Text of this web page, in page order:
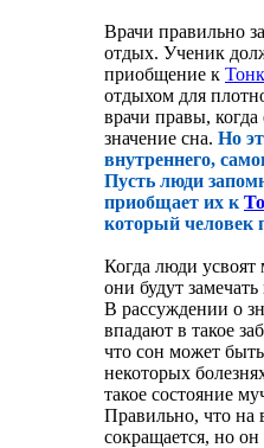
Врачи правильно
отдых. Ученик
приобщение к
отдыхом для
врачи правы,
значение сна. Но
внутреннего,
Пусть люди
приобщает их к
который человек
Когда люди усвоят
они будут
В рассуждении о
впадают в такое
что сон может
некоторых
такое состояние
Правильно, что на
сокращается, но он